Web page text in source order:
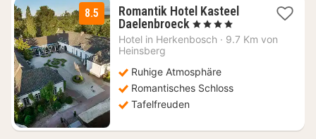
8.5
Romantik Hotel Kasteel
Daelenbroeck 1
Nacht
€
, 4 Sterne
Hotel in Herkenbosch · 9.7 Km von
Heinsberg
Ruhige Atmosphäre
Romantisches Schloss
Tafelfreuden